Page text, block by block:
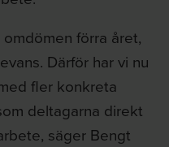
förra året,
Därför har vi nu
fler konkreta
deltagarna direkt
säger Bengt